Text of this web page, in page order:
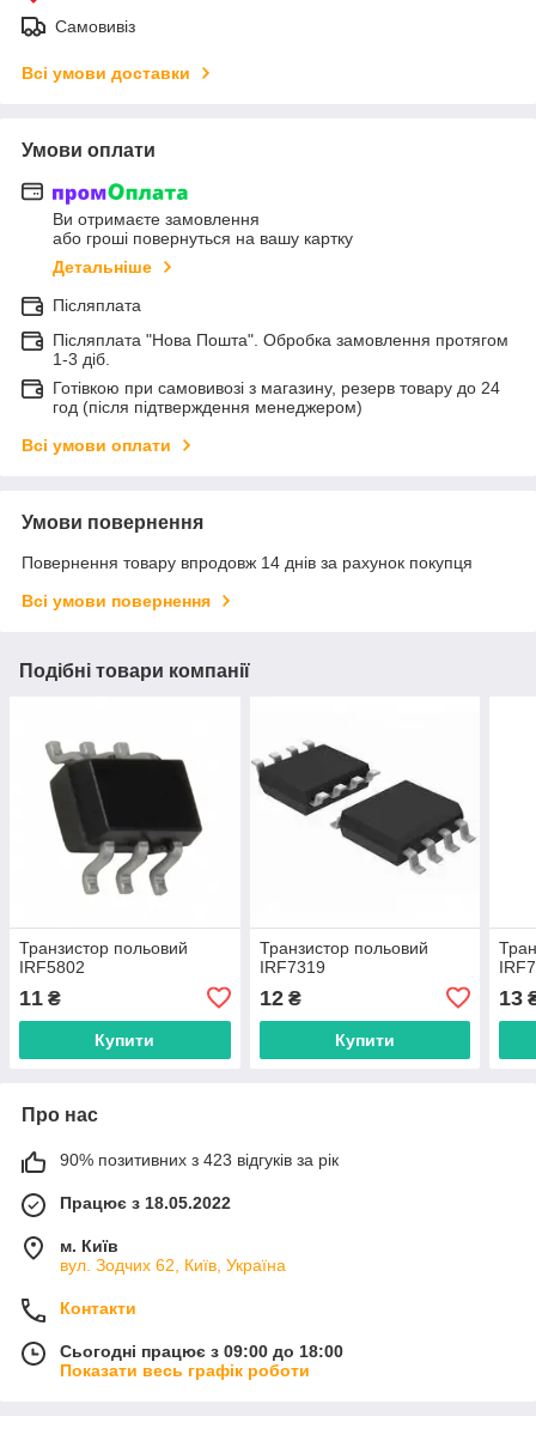
Самовивіз
Всі умови доставки
Умови оплати
Ви отримаєте замовлення
або гроші повернуться на вашу картку
Детальніше
Післяплата
Післяплата "Нова Пошта". Обробка замовлення протягом
1-3 діб.
Готівкою при самовивозі з магазину, резерв товару до 24
год (після підтверждення менеджером)
Всі умови оплати
Умови повернення
Повернення товару впродовж 14 днів за рахунок покупця
Всі умови повернення
Подібні товари компанії
Транзистор польовий
IRF5802
11 ₴
Купити
Транзистор польовий
IRF7319
12₴
Купити
13
Про нас
90% позитивних з 423 відгуків за рік
Працює з 18.05.2022
м. Київ
вул. Зодчих 62, Київ, Україна
Контакти
Сьогодні працює з 09:00 до 18:00
Показати весь графік роботи